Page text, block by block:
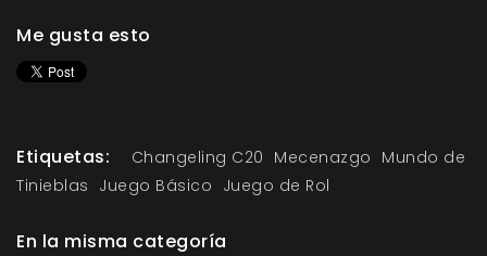
Me gusta esto
Etiquetas: Changeling C20 Mecenazgo Mundo de
Tinieblas Juego Básico Juego de Rol
En la misma categoría